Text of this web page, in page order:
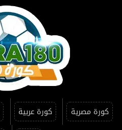
كورة مصرية كورة عربية